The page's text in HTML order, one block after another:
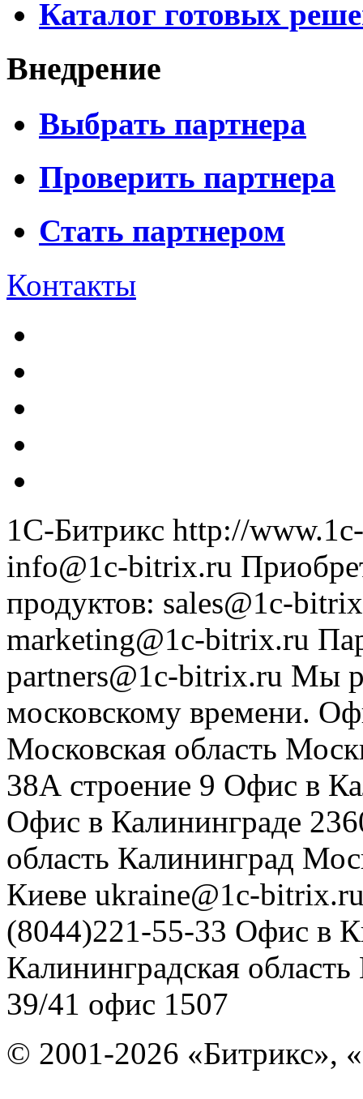
Каталог готовых
Внедрение
Выбрать партнера
Проверить партнера
Стать партнером
Контакты
1С-Битрикс http://
info@1c-bitrix.ru
продуктов: sales@1c-
marketing@1c-bitrix.ru
partners@1c-bitrix.ru Мы
московскому времени.
Московская область
38А строение 9 Офис в
Офис в Калининграде
область Калининград
Киеве ukraine@1c-
(8044)221-55-33 Офис в
Калининградская область
39/41 офис 1507
© 2001-2026 «Битрикс»,